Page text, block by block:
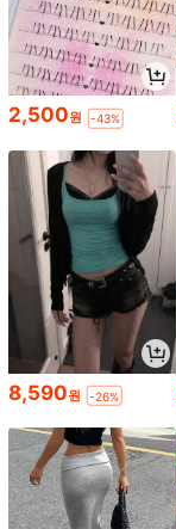
2,500원 -43%
8,590원 -26%